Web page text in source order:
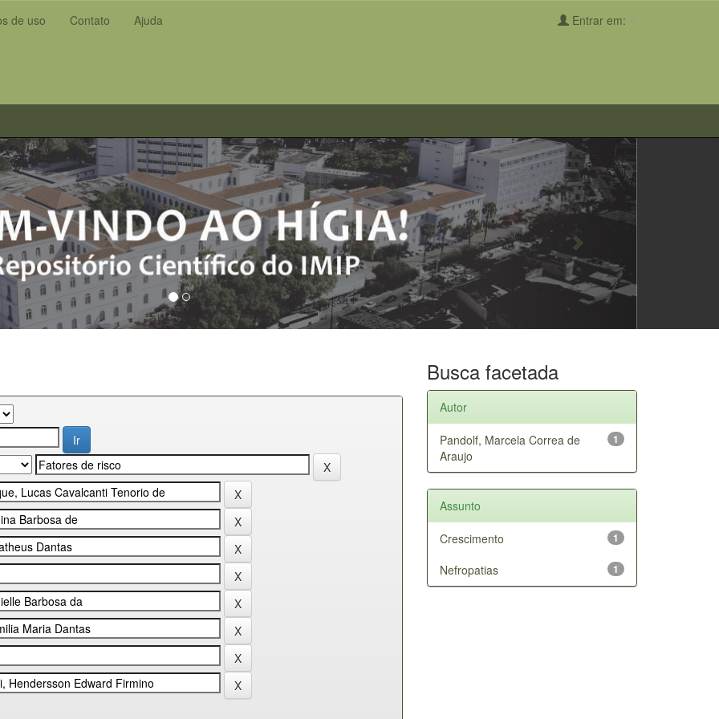
de uso Contato Ajuda Entrar em:
Next
Busca facetada
Autor
1
Pandolf, Marcela Correa de
Araujo
Assunto
1
Crescimento
1
Nefropatias